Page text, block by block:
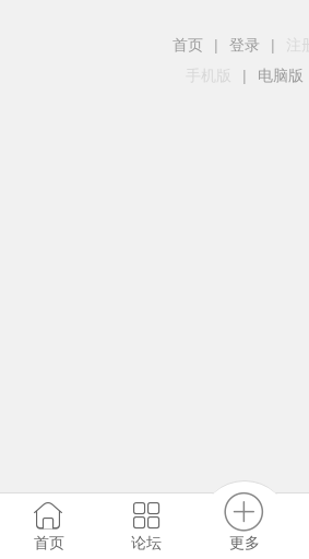
首页 | 登录 |
手机版
| 电脑版
首页 论坛 更多